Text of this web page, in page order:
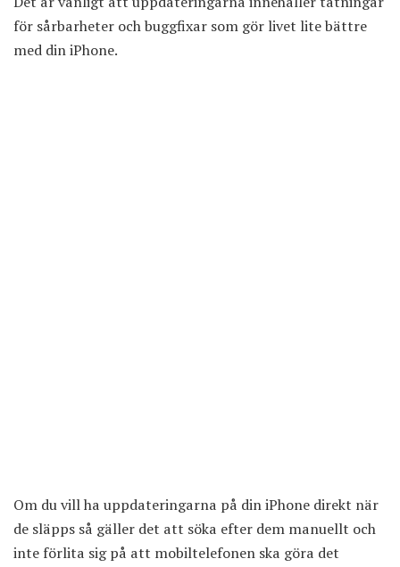
för sårbarheter och buggfixar som gör livet lite bättre
med din iPhone.
Om du vill ha uppdateringarna på din iPhone direkt när
de släpps så gäller det att söka efter dem manuellt och
inte förlita sig på att mobiltelefonen ska göra det